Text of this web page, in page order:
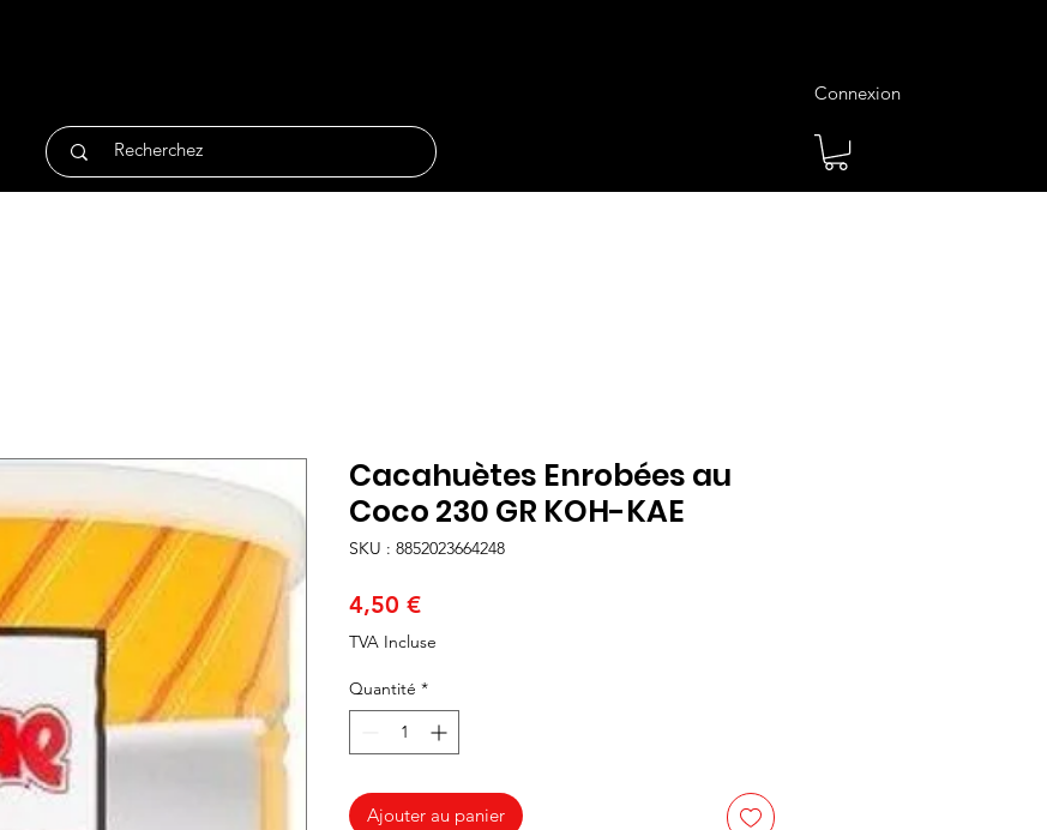
Connexion
Cacahuètes Enrobées au
Coco 230 GR KOH-KAE
SKU : 8852023664248
4,50 €Prix
TVA Incluse
Quantité *
Ajouter au panier